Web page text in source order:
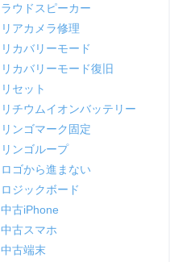
ラウドスピーカー
リアカメラ修理
リカバリーモード
リカバリーモード復旧
リセット
リチウムイオンバッテリー
リンゴマーク固定
リンゴループ
ロゴから進まない
ロジックボード
中古iPhone
中古スマホ
中古端末